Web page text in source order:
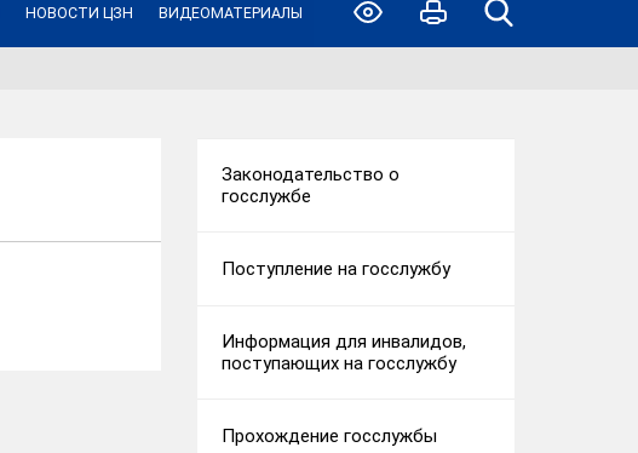
НОВОСТИ ЦЗН ВИДЕОМАТЕРИАЛЫ
Законодательство о
госслужбе
Поступление на госслужбу
Информация для инвалидов,
поступающих на госслужбу
Прохождение госслужбы